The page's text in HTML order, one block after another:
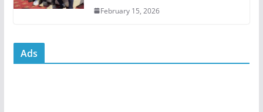
February 15, 2026
Ads